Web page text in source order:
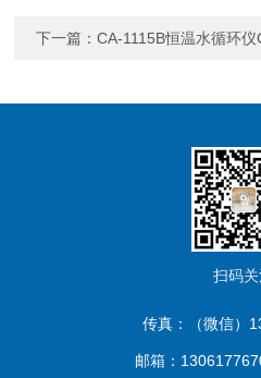
下一篇：CA-1115B恒温水循环
扫码关
传真：（微信）
邮箱：